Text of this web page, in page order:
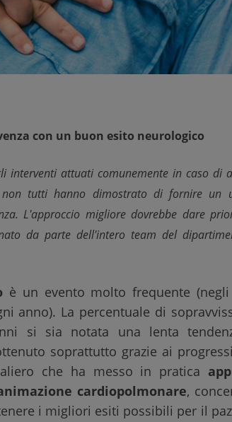
con un buon esito neurologico
interventi attuati comunemente in caso di
tutti hanno dimostrato di fornire un
L'approccio migliore dovrebbe dare
da parte dell'intero team del
è un evento molto frequente (negli
anno). La percentuale di
si sia notata una lenta
soprattutto grazie ai
che ha messo in pratica
cardiopolmonare,
i migliori esiti possibili per il